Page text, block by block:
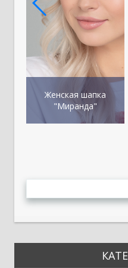
Женская шапка
"Миранда"